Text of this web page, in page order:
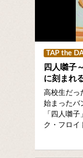
TAP the
四人囃子
に刻まれ
高校生だっ
始まったバ
「四人囃
ク・フロ